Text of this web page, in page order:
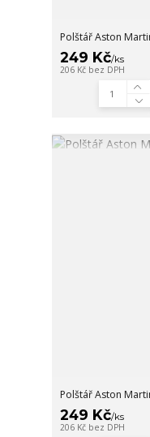
Polštář Aston
249 Kč/ks
206 Kč bez DPH
Polštář Aston
249 Kč/ks
206 Kč bez DPH